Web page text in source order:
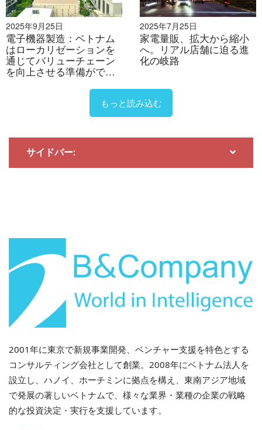
結論
ベトナムは半導体産業における高度な技能を持つ人材の
不足や、規制・行政手続きの遅延など、依然として多く
の課題を抱えているものの、強力な政府支援と豊富な鉱
物資源により、将来的に東南アジアの主要な半導体拠点
の一つとなる可能性を秘めている。.
スタティスタ (2024)。ベトナムの半導体市場
アクセ
ス>
米国地質調査所（2025年）。希土類元素の統計と情
報アクセス
FPT（2024年）。半導体 アクセス>
[5]
VnEconomy（2023年）。FPTは2500万個のチップ
を納入する予定アクセス>
[6]インベスター（2024年）。中国の勝利の巨人テクノ
ロジーは2026年からベトナムで2億6000万ドルの工場
を稼働させる予定アクセス>
2025年9月25日
電子機器製造：ベトナム
はローカリゼーションを
通じてバリューチェーン
を向上させる準備ができ
2025年7月25日
家電量販、拡大から縮小
へ。リアル店舗に迫る進
化の岐路
もっと読み込む
サイドバー:
2001年に東京で新規事業開発、ベンチャー支援を特色とする
コンサルティング会社として創業。2008年にベトナム法人を
設立し、ハノイ、ホーチミンに拠点を構え、東南アジア地域
で発展の著しいベトナムで、様々な業界・業種の企業の戦略
的な投資決定・実行を支援しています。